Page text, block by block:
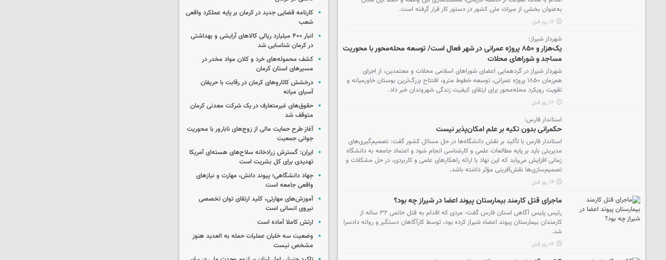
به‌عنوان بخشی از میراث ملی کشور در دستور کار قرار گرفته است.
۱۲ روز قبل
شهردار شیراز:
یک‌هزار و ۸۵۰ پروژه عمرانی در شهر فعال است/ توسعه محله‌محور با محوریت
مساجد و شوراهای محلات
شهردار شیراز در گردهمایی اعضای شوراهای اسلامی محلات و معتمدین، از اجرای
هم‌زمان ۱۸۵۰ پروژه عمرانی، توسعه خطوط مترو، افتتاح بزرگ‌ترین بوستان خاورمیانه و
تقویت رویکرد محله‌محور برای ارتقای کیفیت زندگی شهروندان خبر داد.
۱۲ روز قبل
استاندار فارس:
حکمرانی بدون تکیه بر علم امکان‌پذیر نیست
استاندار فارس با تأکید بر نقش دانشگاه‌ها در حل مسائل کشور گفت: تصمیم‌گیری‌های
مدیریتی باید بر پایه مطالعات علمی و کارشناسی انجام شود و اعتماد جامعه به دانشگاه
زمانی افزایش می‌یابد که این نهاد با ارائه راهکارهای علمی و کاربردی، در حل مشکلات و
تصمیم‌سازی‌ها نقش‌آفرینی مؤثر داشته باشد.
۱۴ روز قبل
ماجرای قتل کارمند بیمارستان پیوند اعضا در شیراز چه بود؟
رئیس پلیس آگاهی استان فارس گفت: مردی که اقدام به قتل خانمی ۳۲ ساله از
کارمندان بیمارستان پیوند اعضاء شیراز کرده بود، توسط کارآگاهان دستگیر و روانه دادسرا
شد.
۱۴ روز قبل
کارنامه قضایی جدید در کرمان بر پایه عملکرد واقعی
شعب
انبار ۴۰۰ میلیارد ریالی کالاهای آرایشی و بهداشتی
در کرمان شناسایی شد
کشف محموله‌های خرد و کلان مواد مخدر در
مسیرهای استان کرمان
درخشش کاتاروهای کرمان در رقابت با حریفان
آسیای میانه
حقوق‌های غیرمتعارف در یک شرکت معدنی کرمان
متوقف شد
آغاز طرح حمایت مالی از زوج‌های نابارور با محوریت
جوانی جمعیت
ایران: گسترش زرادخانه سلاح‌های هسته‌ای آمریکا
تهدیدی برای کل بشریت است
جهاد دانشگاهی؛ پیوند دانش، مهارت و نیازهای
واقعی جامعه است
آموزش‌های مهارتی، کلید ارتقای توان تخصصی
نیروی انسانی است
ارتش کاملا آماده است
وضعیت سه خلبان عملیات حمله به العدید هنوز
مشخص نیست